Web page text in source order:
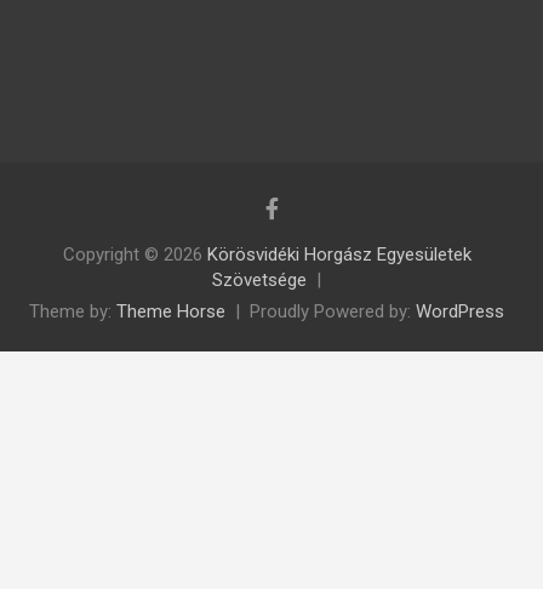
Copyright © 2026 Körösvidéki Horgász Egyesületek
Szövetsége
Theme by: Theme Horse Proudly Powered by: WordPress